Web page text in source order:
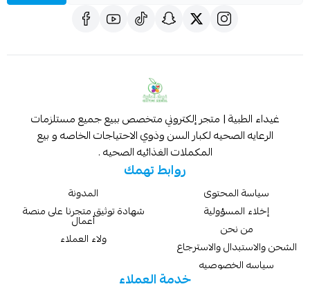
غيداء الطبية | متجر إلكتروني متخصص ببيع جميع مستلزمات
الرعايه الصحيه لكبار السن وذوي الاحتياجات الخاصه و بيع
المكملات الغذائيه الصحيه .
روابط تهمك
سياسة المحتوى
إخلاء المسؤولية
من نحن
الشحن والاستبدال والاسترجاع
سياسه الخصوصيه
المدونة
شهادة توثيق متجرنا على منصة
أعمال
ولاء العملاء
خدمة العملاء